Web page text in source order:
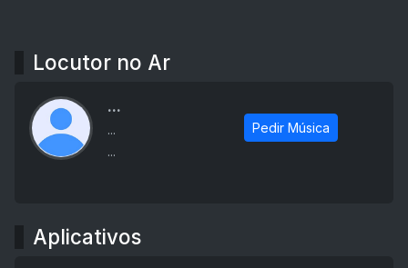
Locutor no Ar
...
...
...
Pedir Música
Aplicativos